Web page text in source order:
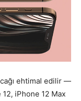
ehtimal edilir —
iPhone 12 Max